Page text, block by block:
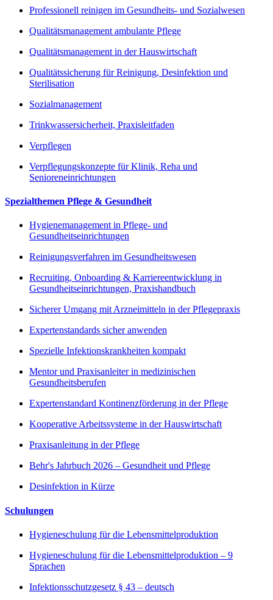
Professionell reinigen im Gesundheits- und Sozialwesen
Qualitätsmanagement ambulante Pflege
Qualitätsmanagement in der Hauswirtschaft
Qualitätssicherung für Reinigung, Desinfektion und
Sterilisation
Sozialmanagement
Trinkwassersicherheit, Praxisleitfaden
Verpflegen
Verpflegungskonzepte für Klinik, Reha und
Senioreneinrichtungen
Spezialthemen Pflege & Gesundheit
Hygienemanagement in Pflege- und
Gesundheitseinrichtungen
Reinigungsverfahren im Gesundheitswesen
Recruiting, Onboarding & Karriereentwicklung in
Gesundheitseinrichtungen, Praxishandbuch
Sicherer Umgang mit Arzneimitteln in der Pflegepraxis
Expertenstandards sicher anwenden
Spezielle Infektionskrankheiten kompakt
Mentor und Praxisanleiter in medizinischen
Gesundheitsberufen
Expertenstandard Kontinenzförderung in der Pflege
Kooperative Arbeitssysteme in der Hauswirtschaft
Praxisanleitung in der Pflege
Behr's Jahrbuch 2026 – Gesundheit und Pflege
Desinfektion in Kürze
Schulungen
Hygieneschulung für die Lebensmittelproduktion
Hygieneschulung für die Lebensmittelproduktion – 9
Sprachen
Infektionsschutzgesetz § 43 – deutsch